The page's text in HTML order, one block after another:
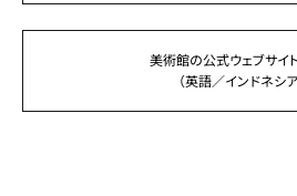
美術館の公式ウェブサイ
（英語／インドネシア